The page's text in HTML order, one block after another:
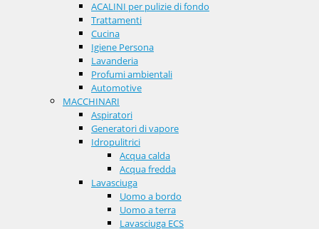
ACALINI per pulizie di fondo
Trattamenti
Cucina
Igiene Persona
Lavanderia
Profumi ambientali
Automotive
MACCHINARI
Aspiratori
Generatori di vapore
Idropulitrici
Acqua calda
Acqua fredda
Lavasciuga
Uomo a bordo
Uomo a terra
Lavasciuga ECS